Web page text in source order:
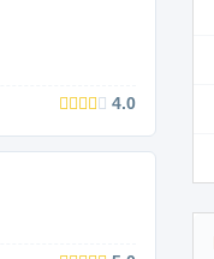
4.0